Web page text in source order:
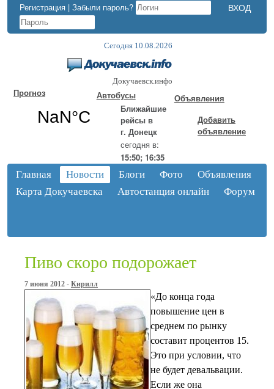
Регистрация | Забыли пароль?
Сегодня 10.08.2026
Докучаевск.инфо
Прогноз
Автобусы
Ближайшие
рейсы в
г. Донецк
сегодня в:
15:50; 16:35
Объявления
Добавить
объявление
Главная Новости Блоги Фото
Объявления
Карта Докучаевска
Автостанция онлайн Форум
Пиво скоро подорожает
7 июня 2012 - Кирилл
«До конца года
повышение цен в
среднем по рынку
составит процентов 15.
Это при условии, что
не будет девальвации.
Если же она